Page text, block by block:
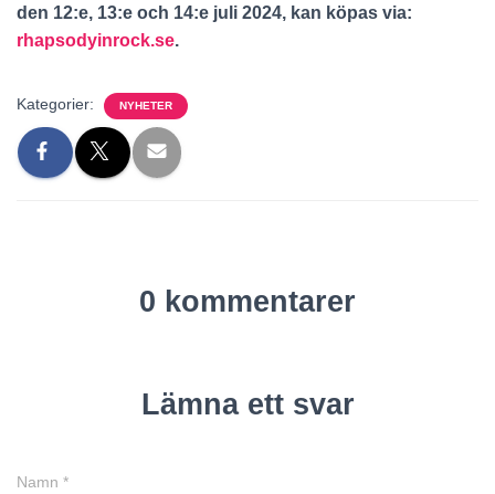
den 12:e, 13:e och 14:e juli 2024, kan köpas via:
rhapsodyinrock.se.
Kategorier: NYHETER
0 kommentarer
Lämna ett svar
Namn *